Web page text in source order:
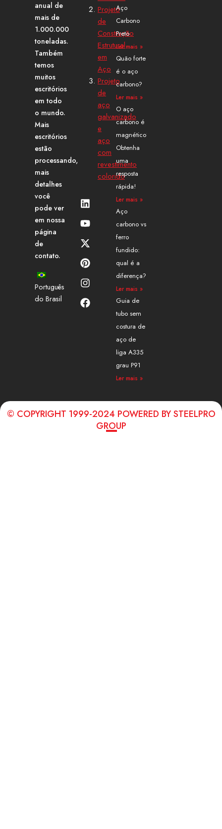
anual de
mais de
1.000.000
toneladas.
Também
temos
muitos
escritórios
em todo
o mundo.
Mais
escritórios
estão
processando,
mais
detalhes
você
pode ver
em nossa
página
de
contato.
Português
do Brasil
Projeto
de
Construção
Estrutural
em
Aço
Projeto
de
aço
galvanizado
e
aço
com
revestimento
colorido
L
i
n
k
e
d
i
n
Y
o
u
t
u
b
e
X
-
t
w
i
t
t
e
r
P
i
n
t
e
r
e
s
t
I
n
s
t
a
g
r
a
m
F
a
c
e
b
o
o
k
Aço
Carbono
Preto
Ler mais »
Quão forte
é o aço
carbono?
Ler mais »
O aço
carbono é
magnético?
Obtenha
uma
resposta
rápida!
Ler mais »
Aço
carbono vs
ferro
fundido:
qual é a
diferença?
Ler mais »
Guia de
tubo sem
costura de
aço de
liga A335
grau P91
Ler mais »
© COPYRIGHT 1999-2024 POWERED BY STEELPRO
GROUP